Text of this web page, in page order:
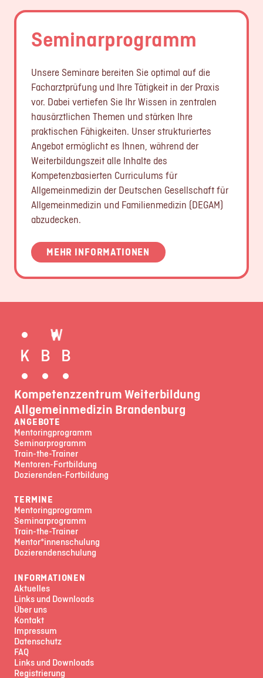
Seminarprogramm
Unsere Seminare bereiten Sie optimal auf die
Facharztprüfung und Ihre Tätigkeit in der Praxis
vor. Dabei vertiefen Sie Ihr Wissen in zentralen
hausärztlichen Themen und stärken Ihre
praktischen Fähigkeiten. Unser strukturiertes
Angebot ermöglicht es Ihnen, während der
Weiterbildungszeit alle Inhalte des
Kompetenzbasierten Curriculums für
Allgemeinmedizin der Deutschen Gesellschaft für
Allgemeinmedizin und Familienmedizin (DEGAM)
abzudecken.
MEHR INFORMATIONEN
Kompetenzzentrum Weiterbildung
Allgemeinmedizin Brandenburg
ANGEBOTE
Mentoringprogramm
Seminarprogramm
Train-the-Trainer
Mentoren-Fortbildung
Dozierenden-Fortbildung
TERMINE
Mentoringprogramm
Seminarprogramm
Train-the-Trainer
Mentor*innenschulung
Dozierendenschulung
INFORMATIONEN
Aktuelles
Links und Downloads
Über uns
Kontakt
Impressum
Datenschutz
FAQ
Links und Downloads
Registrierung